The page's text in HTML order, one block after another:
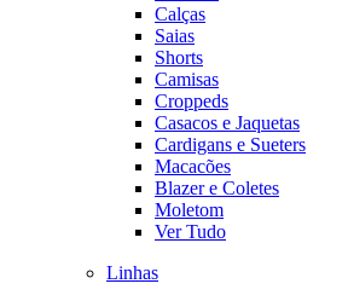
Calças
Saias
Shorts
Camisas
Croppeds
Casacos e Jaquetas
Cardigans e Sueters
Macacões
Blazer e Coletes
Moletom
Ver Tudo
Linhas